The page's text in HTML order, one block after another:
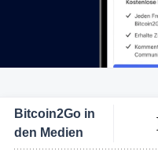
Bitcoin2Go in
den Medien